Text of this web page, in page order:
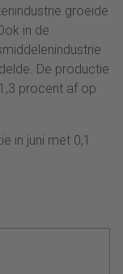
groeide
in de
De productie
procent af op
in juni met 0,1